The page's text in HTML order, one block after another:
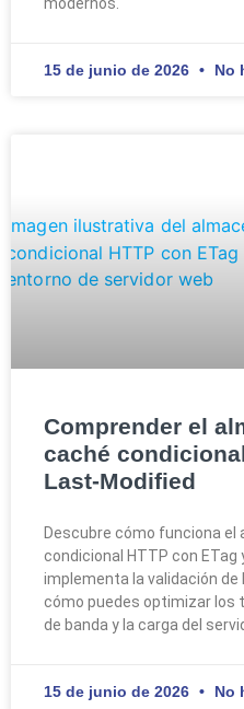
modernos.
15 de junio de 2026 No
Comprender el
caché
Last-Modified
Descubre cómo funciona
condicional HTTP con
implementa la validación de
cómo puedes optimizar los
de banda y la carga del
15 de junio de 2026 No